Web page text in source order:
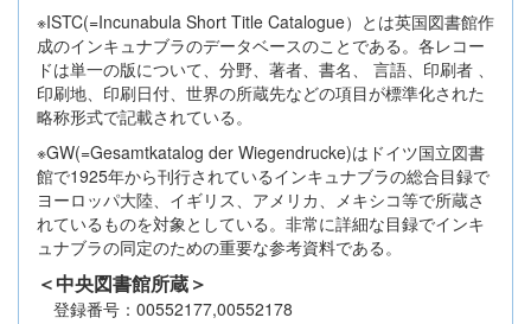
※ISTC(=Incunabula Short Title Catalogue）とは英国図書館作
成のインキュナブラのデータベースのことである。各レコー
ドは単一の版について、分野、著者、書名、 言語、印刷者 、
印刷地、印刷日付、世界の所蔵先などの項目が標準化された
略称形式で記載されている。
※GW(=Gesamtkatalog der Wiegendrucke)はドイツ国立図書
館で1925年から刊行されているインキュナブラの総合目録で
ヨーロッパ大陸、イギリス、アメリカ、メキシコ等で所蔵さ
れているものを対象としている。非常に詳細な目録でインキ
ュナブラの同定のための重要な参考資料である。
＜中央図書館所蔵＞
登録番号：00552177,00552178